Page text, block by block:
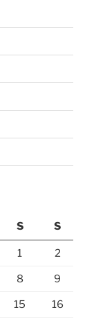
S S
1 2
8 9
15 16